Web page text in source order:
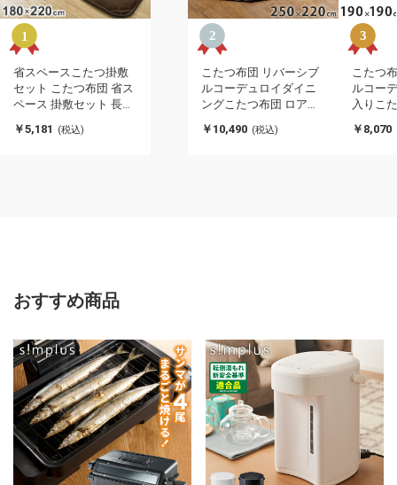
省スペースこたつ掛敷
セット こたつ布団 省ス
ペース 掛敷セット 長方
145×175cm あったか ふ
￥5,181 (税込)
こたつ布団 リバーシブ
ルコーデュロイダイニ
ングこたつ布団 ロア
(250×220cm) SAI 彩 長
￥10,490 (税込)
こたつ
ルコー
入りこ
SAI 彩
￥8,070
おすすめ商品